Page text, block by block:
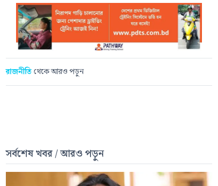
রাজনীতি থেকে আরও পড়ুন
সর্বশেষ খবর / আরও পড়ুন